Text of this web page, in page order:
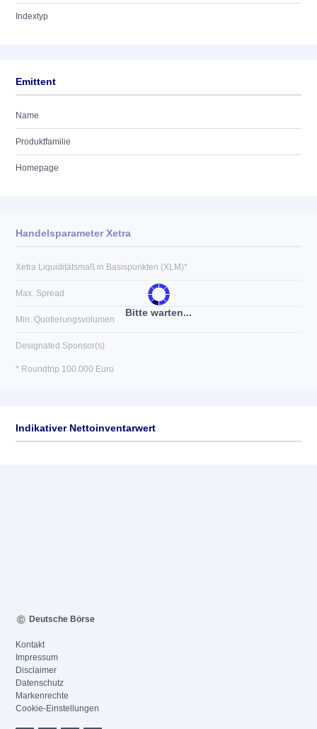
Indextyp
Emittent
Name
Produktfamilie
Homepage
Bitte warten...
Handelsparameter Xetra
Xetra Liquiditätsmaß in Basispunkten (XLM)*
Max. Spread
Min. Quotierungsvolumen
Designated Sponsor(s)
* Roundtrip 100.000 Euro
Indikativer Nettoinventarwert
Deutsche Börse
Kontakt
Impressum
Disclaimer
Datenschutz
Markenrechte
Cookie-Einstellungen